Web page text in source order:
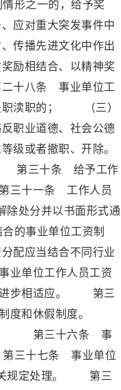
之一的，给予奖
对重大突发事件中
播先进文化中作出
相结合、以精神奖
十八条 事业单位工
职渎职的； （三）
业道德、社会公德
或者撤职、开除。
第三十条 给予工作
三十一条 工作人员
除处分并以书面形式通
事业单位工资制
应当结合不同行业
单位工作人员工资
进步相适应。 第三
制度和休假制度。
遇。 第三十六条 事
三十七条 事业单位
关规定处理。 第三